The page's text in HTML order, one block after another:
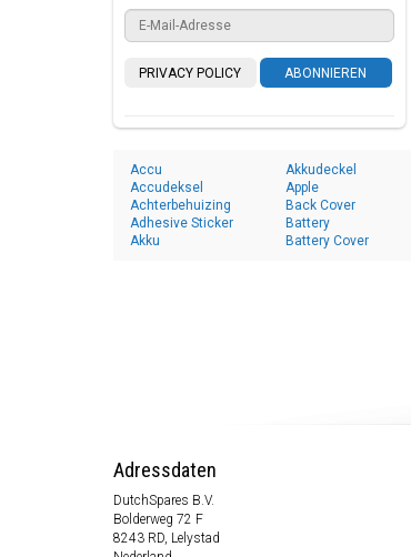
PRIVACY POLICY ABONNIEREN
Accu
Accudeksel
Achterbehuizing
Adhesive Sticker
Akku
Akkudeckel
Apple
Back Cover
Battery
Battery Cover
Adressdaten
DutchSpares B.V.
Bolderweg 72 F
8243 RD, Lelystad